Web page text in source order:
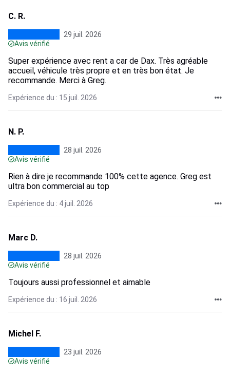
C. R.
29 juil. 2026
Avis vérifié
Super expérience avec rent a car de Dax. Très agréable
accueil, véhicule très propre et en très bon état. Je
recommande. Merci à Greg.
Expérience du : 15 juil. 2026
N. P.
28 juil. 2026
Avis vérifié
Rien à dire je recommande 100% cette agence. Greg est
ultra bon commercial au top
Expérience du : 4 juil. 2026
Marc D.
28 juil. 2026
Avis vérifié
Toujours aussi professionnel et aimable
Expérience du : 16 juil. 2026
Michel F.
23 juil. 2026
Avis vérifié